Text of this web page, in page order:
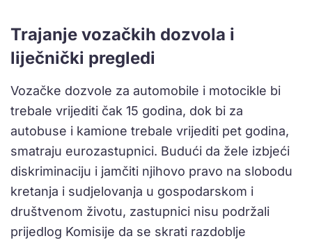
Trajanje vozačkih dozvola i
liječnički pregledi
Vozačke dozvole za automobile i motocikle bi
trebale vrijediti čak 15 godina, dok bi za
autobuse i kamione trebale vrijediti pet godina,
smatraju eurozastupnici. Budući da žele izbjeći
diskriminaciju i jamčiti njihovo pravo na slobodu
kretanja i sudjelovanja u gospodarskom i
društvenom životu, zastupnici nisu podržali
prijedlog Komisije da se skrati razdoblje